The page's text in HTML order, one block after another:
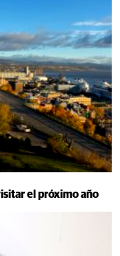
el próximo año